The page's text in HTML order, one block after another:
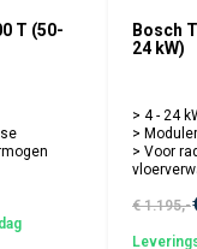
biedt niet alleen
klantenservice en
de lange termijn.
T (50-
Bosch
24 kW)
> 4 - 24
>
> Voor
€ 1.195,-